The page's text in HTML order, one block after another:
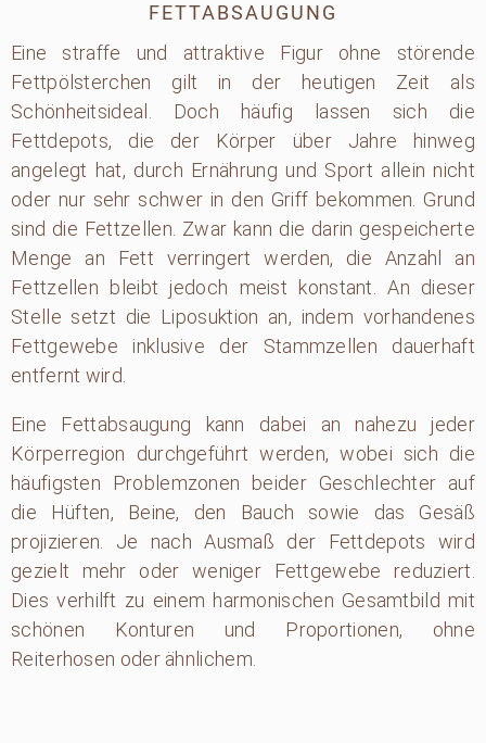
FETTABSAUGUNG
Eine straffe und attraktive Figur ohne störende
Fettpölsterchen gilt in der heutigen Zeit als
Schönheitsideal. Doch häufig lassen sich die
Fettdepots, die der Körper über Jahre hinweg
angelegt hat, durch Ernährung und Sport allein nicht
oder nur sehr schwer in den Griff bekommen. Grund
sind die Fettzellen. Zwar kann die darin gespeicherte
Menge an Fett verringert werden, die Anzahl an
Fettzellen bleibt jedoch meist konstant. An dieser
Stelle setzt die Liposuktion an, indem vorhandenes
Fettgewebe inklusive der Stammzellen dauerhaft
entfernt wird.
Eine Fettabsaugung kann dabei an nahezu jeder
Körperregion durchgeführt werden, wobei sich die
häufigsten Problemzonen beider Geschlechter auf
die Hüften, Beine, den Bauch sowie das Gesäß
projizieren. Je nach Ausmaß der Fettdepots wird
gezielt mehr oder weniger Fettgewebe reduziert.
Dies verhilft zu einem harmonischen Gesamtbild mit
schönen Konturen und Proportionen, ohne
Reiterhosen oder ähnlichem.